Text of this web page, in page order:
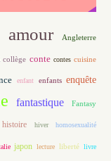
amour Angleterre
collège conte contes cuisine
enfant enfants enquête
fantastique Fantasy
histoire hiver homosexualité
japon lecture liberté livre